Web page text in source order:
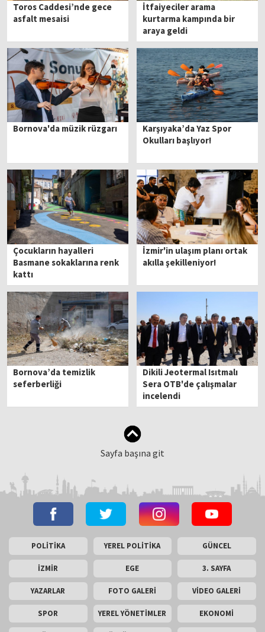
Toros Caddesi’nde gece
asfalt mesaisi
İtfaiyeciler arama
kurtarma kampında bir
araya geldi
Bornova'da müzik rüzgarı
Karşıyaka’da Yaz Spor
Okulları başlıyor!
Çocukların hayalleri
Basmane sokaklarına renk
kattı
İzmir'in ulaşım planı ortak
akılla şekilleniyor!
Bornova’da temizlik
seferberliği
Dikili Jeotermal Isıtmalı
Sera OTB'de çalışmalar
incelendi
Sayfa başına git
POLİTİKA YEREL POLİTİKA GÜNCEL
İZMİR EGE 3. SAYFA
YAZARLAR FOTO GALERİ VİDEO GALERİ
SPOR YEREL YÖNETİMLER EKONOMİ